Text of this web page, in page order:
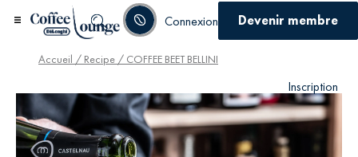
Connexion Devenir membre
Inscription
Accueil / Recipe / COFFEE BEET BELLINI